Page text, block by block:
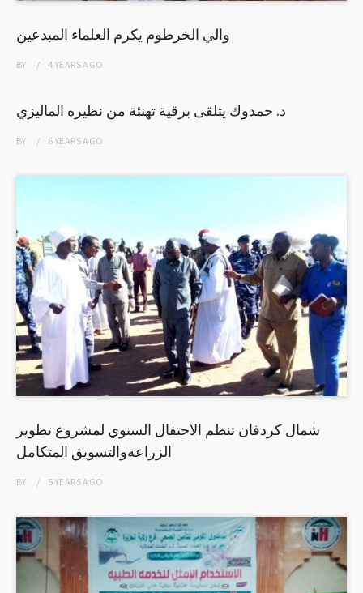
والي الخرطوم يكرم العلماء المبدعين
BY 4 YEARSAGO
د. حمدوك يتلقى برقية تهنئة من نظيره الماليزي
BY 6 YEARSAGO
شمال كردفان تنظم الاحتفال السنوي لمشروع تطوير
الزراعةوالتسويق المتكامل
BY 5 YEARSAGO